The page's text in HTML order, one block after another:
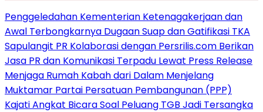
Penggeledahan Kementerian Ketenagakerjaan dan
Awal Terbongkarnya Dugaan Suap dan Gatifikasi TKA
Sapulangit PR Kolaborasi dengan Persrilis.com Berikan
Jasa PR dan Komunikasi Terpadu Lewat Press Release
Menjaga Rumah Kabah dari Dalam Menjelang
Muktamar Partai Persatuan Pembangunan (PPP)
Kajati Angkat Bicara Soal Peluang TGB Jadi Tersangka